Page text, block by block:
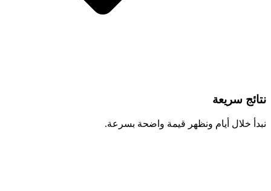
نتائج سريعة
نبدأ خلال أيام ونظهر قيمة واضحة بسرعة.